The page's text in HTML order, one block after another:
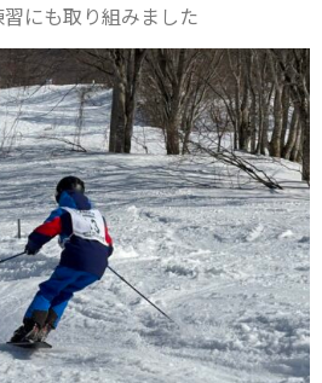
にも取り組みました